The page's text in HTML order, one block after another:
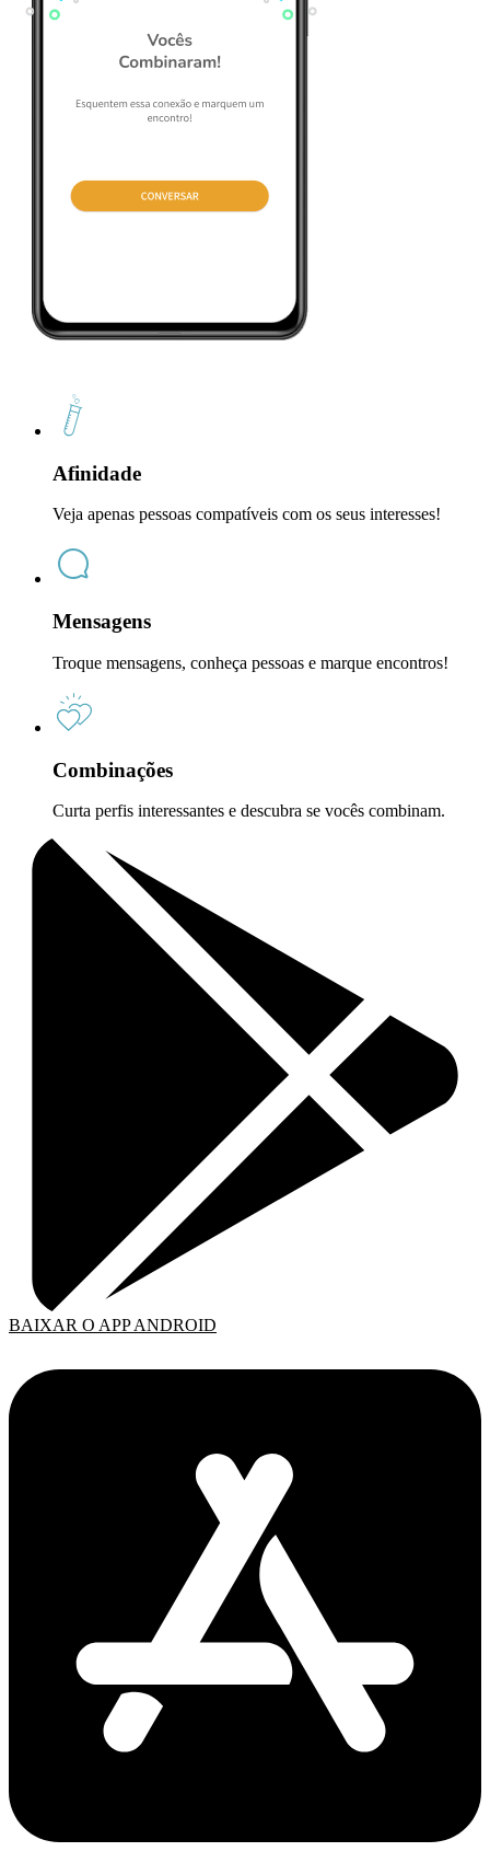
Afinidade
Veja apenas pessoas compatíveis com os seus interesses!
Mensagens
Troque mensagens, conheça pessoas e marque encontros!
Combinações
Curta perfis interessantes e descubra se vocês combinam.
BAIXAR O APP ANDROID